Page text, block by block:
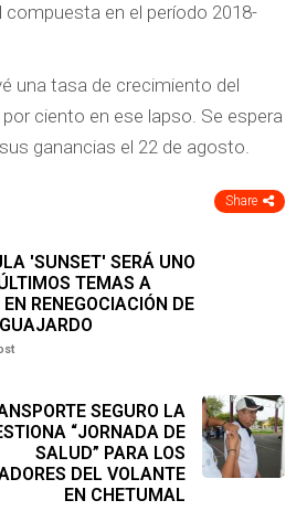
en el período 2018-
una tasa de crecimiento del
ciento en ese lapso. Se espera
ganancias el 22 de agosto.
Share
'SUNSET' SERÁ UNO
TEMAS A
RENEGOCIACIÓN DE
SEGURO LA
“JORNADA DE
SALUD” PARA LOS
DEL VOLANTE
EN CHETUMAL